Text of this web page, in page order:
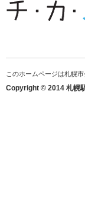
このホームページは札幌
Copyright © 2014 札幌